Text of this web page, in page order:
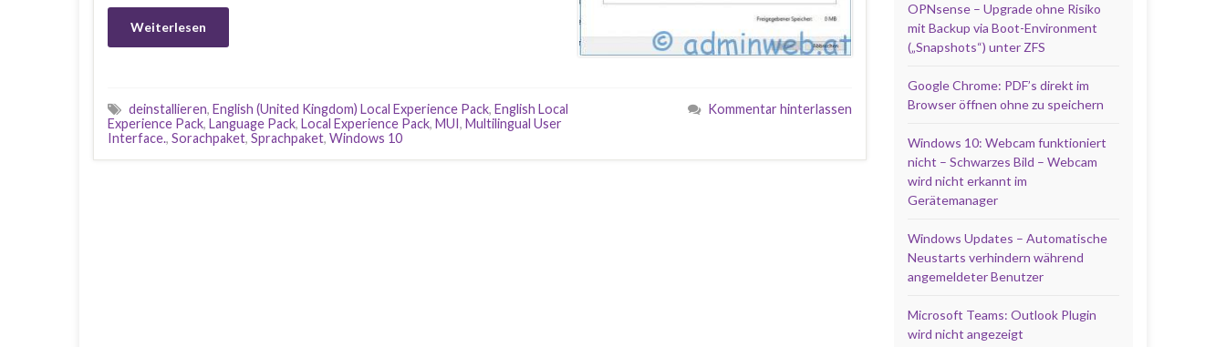
Weiterlesen
deinstallieren, English (United Kingdom) Local Experience Pack, English Local
Experience Pack, Language Pack, Local Experience Pack, MUI, Multilingual User
Interface., Sorachpaket, Sprachpaket, Windows 10
Kommentar hinterlassen
OPNsense – Upgrade ohne Risiko
mit Backup via Boot-Environment
(„Snapshots“) unter ZFS
Google Chrome: PDF’s direkt im
Browser öffnen ohne zu speichern
Windows 10: Webcam funktioniert
nicht – Schwarzes Bild – Webcam
wird nicht erkannt im
Gerätemanager
Windows Updates – Automatische
Neustarts verhindern während
angemeldeter Benutzer
Microsoft Teams: Outlook Plugin
wird nicht angezeigt